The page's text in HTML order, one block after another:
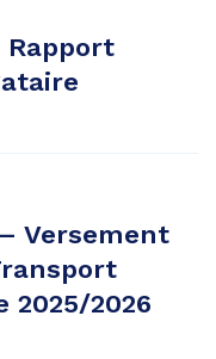
Versement
2025/2026